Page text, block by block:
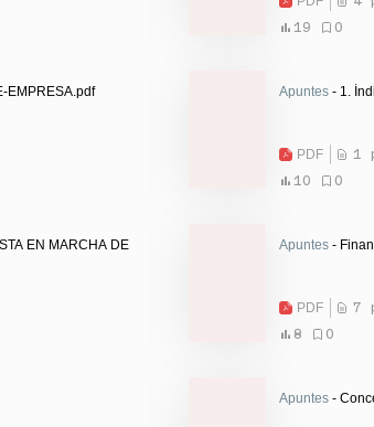
19
0
EMPRESA.pdf Apuntes - 1.
PDF
1
10
0
EN MARCHA DE
Apuntes
PDF
7
8
0
Apuntes -